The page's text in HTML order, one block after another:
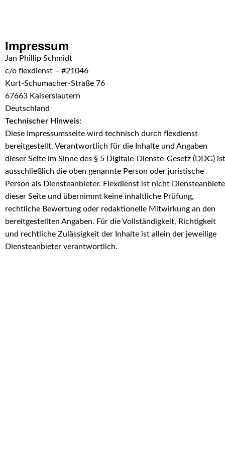
Impressum
Jan Phillip Schmidt
c/o flexdienst – #21046
Kurt-Schumacher-Straße 76
67663 Kaiserslautern
Deutschland
Technischer Hinweis:
Diese Impressumsseite wird technisch durch flexdienst
bereitgestellt. Verantwortlich für die Inhalte und Angaben
dieser Seite im Sinne des § 5 Digitale-Dienste-Gesetz (DDG) ist
ausschließlich die oben genannte Person oder juristische
Person als Diensteanbieter. Flexdienst ist nicht
dieser Seite und übernimmt keine inhaltliche Prüfung,
rechtliche Bewertung oder redaktionelle Mitwirkung an den
bereitgestellten Angaben. Für die Vollständigkeit, Richtigkeit
und rechtliche Zulässigkeit der Inhalte ist allein der jeweilige
Diensteanbieter verantwortlich.